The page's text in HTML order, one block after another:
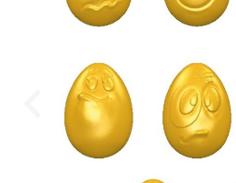
interesse?